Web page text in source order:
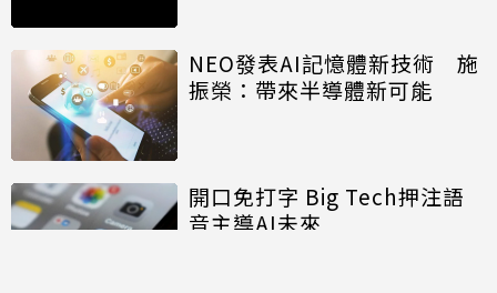
NEO發表AI記憶體新技術 施
振榮：帶來半導體新可能
開口免打字 Big Tech押注語
音主導AI未來